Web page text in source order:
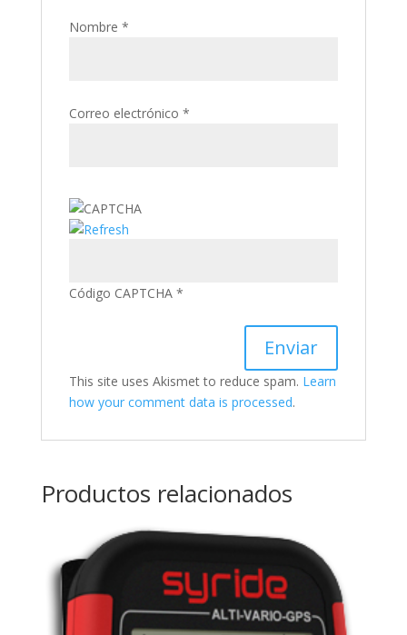
Nombre *
Correo electrónico *
Código CAPTCHA*
This site uses Akismet to reduce spam. Learn
how your comment data is processed.
Productos relacionados